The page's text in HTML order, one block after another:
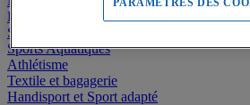
Éveil, Jeux et Motricité
Sports de Combat
Sports Aquatiques
Athlétisme
Textile et bagagerie
Handisport et Sport adapté
PARAMETRES DES